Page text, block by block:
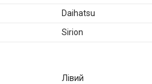
Daihatsu
Sirion
Лівий